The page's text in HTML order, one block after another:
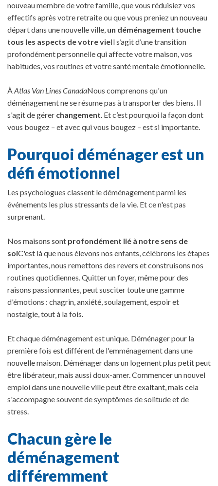
nouveau membre de votre famille, que vous réduisiez vos
effectifs après votre retraite ou que vous preniez un nouveau
départ dans une nouvelle ville, un déménagement touche
tous les aspects de votre vieIl s’agit d’une transition
profondément personnelle qui affecte votre maison, vos
habitudes, vos routines et votre santé mentale émotionnelle.
ÀAtlas Van Lines CanadaNous comprenons qu'un
déménagement ne se résume pas à transporter des biens. Il
s'agit de gérer changement. Et c’est pourquoi la façon dont
vous bougez – et avec qui vous bougez – est si importante.
Pourquoi déménager est un
défi émotionnel
Les psychologues classent le déménagement parmi les
événements les plus stressants de la vie. Et ce n'est pas
surprenant.
Nos maisons sont profondément lié à notre sens de
soiC'est là que nous élevons nos enfants, célébrons les étapes
importantes, nous remettons des revers et construisons nos
routines quotidiennes. Quitter un foyer, même pour des
raisons passionnantes, peut susciter toute une gamme
d'émotions : chagrin, anxiété, soulagement, espoir et
nostalgie, tout à la fois.
Et chaque déménagement est unique. Déménager pour la
première fois est différent de l'emménagement dans une
nouvelle maison. Déménager dans un logement plus petit peut
être libérateur, mais aussi doux-amer. Commencer un nouvel
emploi dans une nouvelle ville peut être exaltant, mais cela
s'accompagne souvent de symptômes de solitude et de
stress.
Chacun gère le
déménagement
différemment